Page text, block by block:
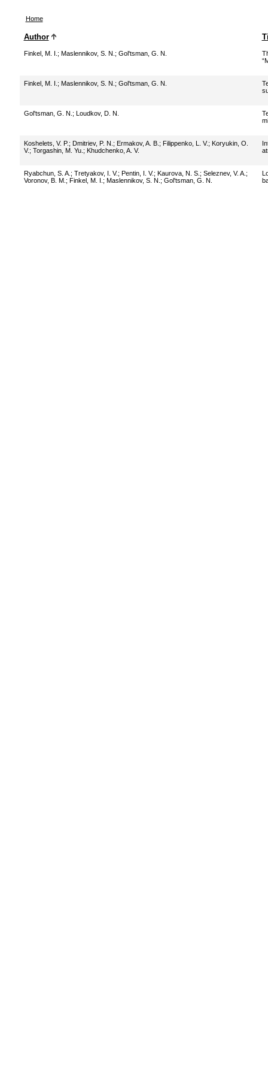
Home
Author
Finkel, M. I. ; Maslennikov, S. N. ; Gol'tsman, G. N.
Finkel, M. I. ; Maslennikov, S. N. ; Gol'tsman, G. N.
Gol'tsman, G. N. ; Loudkov, D. N.
Koshelets, V. P. ; Dmitriev, P. N. ; Ermakov, A. B. ; Filippenko, L. V.; Koryukin, O.
V.; Torgashin, M. Yu. ; Khudchenko, A. V.
Ryabchun, S. A. ; Tretyakov, I. V.; Pentin, I. V.; Kaurova, N. S. ; Seleznev, V. A. ;
Voronov, B. M. ; Finkel, M. I. ; Maslennikov, S. N. ; Gol'tsman, G. N.